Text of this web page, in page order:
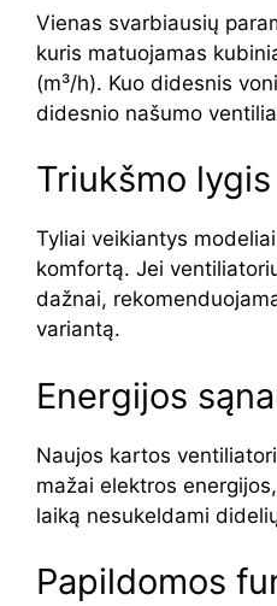
Vienas svarbiausių
kuris matuojamas
(m³/h). Kuo didesnis
didesnio našumo
Triukšmo lygis
Tyliai veikiantys
komfortą. Jei
dažnai,
variantą.
Energijos
Naujos kartos
mažai elektros
laiką nesukeldami
Papildomos